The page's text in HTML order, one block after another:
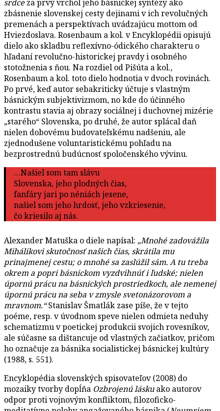
srdceza prvý vrchol jeho básnickej syntézy ako
zbásnenie slovenskej cesty dejinami v ich revolučných
premenách a perspektívach uvádzajúcu mottom od
Hviezdoslava. Rosenbaum a kol. v Encyklopédii opisujú
dielo ako skladbu reflexívno-ódického charakteru o
hľadaní revolučno-historickej pravdy i osobného
stotožnenia s ňou. Na rozdiel od Pišúta a kol.,
Rosenbaum a kol. toto dielo hodnotia v dvoch rovinách.
Po prvé, keď autor sebakriticky účtuje s vlastným
básnickým subjektivizmom, no kde do účinného
kontrastu stavia aj obrazy sociálnej i duchovnej mizérie
„starého“ Slovenska, po druhé, že autor splácal daň
nielen dobovému budovateľskému nadšeniu, ale
zjednodušene voluntaristickému pohľadu na
bezprostrednú budúcnosť spoločenského vývinu.
…Našiel som tam slávu
Slovenska, jeho plodných čias,
fanfáry jari po néniách jesene,
našiel som jeho hrdosť, jeho vzkriesenie,
čo kriesilo aj nás.
Alexander Matuška o diele napísal: „Mnohé zadovážila
Mihálikovi skutočnosť našich čias, skrátila mu
prinajmenej cestu; o mnohé sa zaslúžil sám. A tu treba
okrem a popri básnickom vyzdvihnúť i ľudské; nielen
úpornú prácu na básnických prostriedkoch, ale nemenej
úpornú prácu na seba v zmysle svetonázorovom a
mravnom.“Stanislav Šmatlák zase píše, že v tejto
poéme, resp. v úvodnom speve nielen odmieta neduhy
schematizmu v poetickej produkcii svojich rovesníkov,
ale súčasne sa dištancuje od vlastných začiatkov, pričom
ho označuje za básnika socialistickej básnickej kultúry
(1988, s. 551).
Encyklopédia slovenských spisovateľov (2008) do
mozaiky tvorby dopĺňa Ozbrojenú láskuako autorov
odpor proti vojnovým konfliktom, filozoficko-